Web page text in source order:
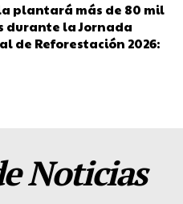
plantará más de 80 mil
durante la Jornada
de Reforestación 2026:
Noticias